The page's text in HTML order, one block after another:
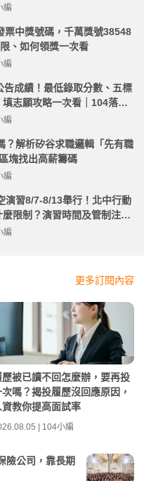
編
票中獎號碼，千萬獎號38548
、如何領獎一次看
編
告成績！最低錄取分數、五標
志願攻略一次看｜104落點
編
？解析矽谷求職邏輯「先有職
塊找出高薪籌碼
編
演習8/7-8/13舉行！北中行動
限制？演習時間及管制注意
編
更多訂閱內容
歷被已讀不回怎麼辦，要再投
次嗎？揭投履歷沒回應原因，
資教你提高面試率
| 104小編
險公司，靠長期